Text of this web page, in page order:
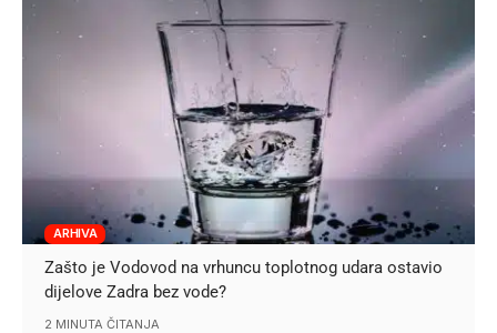
ARHIVA
Zašto je Vodovod na vrhuncu toplotnog udara ostavio
dijelove Zadra bez vode?
2 MINUTA ČITANJA